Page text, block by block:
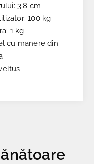
3.8 cm
100 kg
1 kg
cu manere din